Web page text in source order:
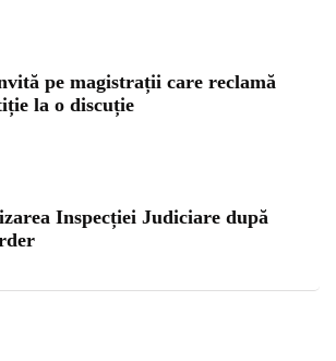
pe magistrații care reclamă
la o discuție
Inspecției Judiciare după